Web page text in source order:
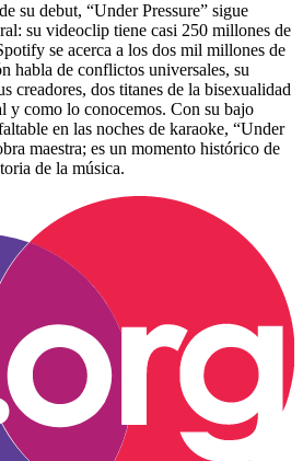
su debut, “Under Pressure” sigue
su videoclip tiene casi 250 millones de
se acerca a los dos mil millones de
habla de conflictos universales, su
creadores, dos titanes de la bisexualidad
y como lo conocemos. Con su bajo
en las noches de karaoke, “Under
maestra; es un momento histórico de
de la música.